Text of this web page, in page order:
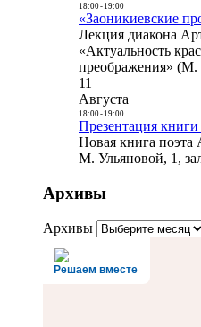
18:00- 19:00
«Заоникиевские
Лекция диакона
«Актуальность
преображения» (М.
11
Августа
18:00- 19:00
Презентация
Новая книга поэта
М. Ульяновой, 1,
Архивы
Архивы
Решаем вместе